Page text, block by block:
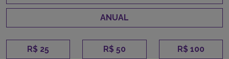
ANUAL
R$ 25 R$ 50 R$ 100